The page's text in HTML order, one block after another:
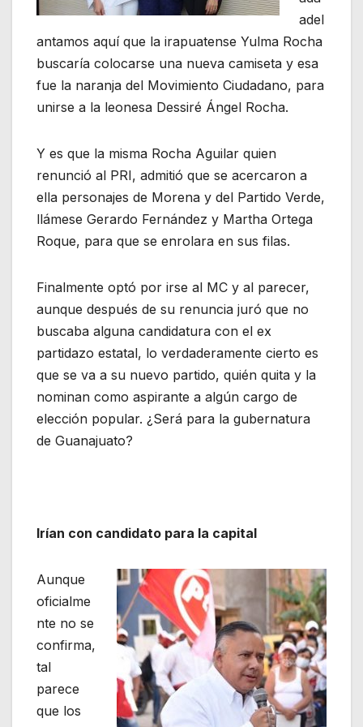
adel
antamos aquí que la irapuatense Yulma Rocha
buscaría colocarse una nueva camiseta y esa
fue la naranja del Movimiento Ciudadano, para
unirse a la leonesa Dessiré Ángel Rocha.
Y es que la misma Rocha Aguilar quien
renunció al PRI, admitió que se acercaron a
ella personajes de Morena y del Partido Verde,
llámese Gerardo Fernández y Martha Ortega
Roque, para que se enrolara en sus filas.
Finalmente optó por irse al MC y al parecer,
aunque después de su renuncia juró que no
buscaba alguna candidatura con el ex
partidazo estatal, lo verdaderamente cierto es
que se va a su nuevo partido, quién quita y la
nominan como aspirante a algún cargo de
elección popular. ¿Será para la gubernatura
de Guanajuato?
Irían con candidato para la capital
Aunque
oficialme
nte no se
confirma,
tal
parece
que los